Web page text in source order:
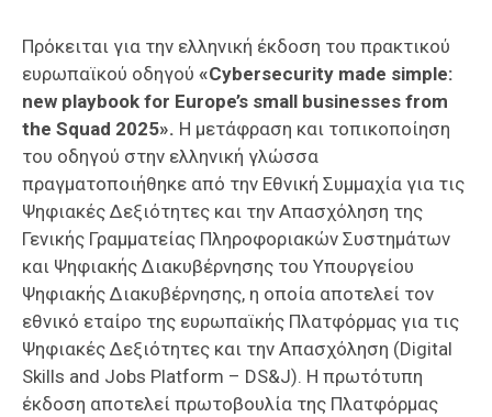
Πρόκειται για την ελληνική έκδοση του πρακτικού
ευρωπαϊκού οδηγού «Cybersecurity made simple:
new playbook for Europe’s small businesses from
the Squad 2025». Η μετάφραση και τοπικοποίηση
του οδηγού στην ελληνική γλώσσα
πραγματοποιήθηκε από την Εθνική Συμμαχία για τις
Ψηφιακές Δεξιότητες και την Απασχόληση της
Γενικής Γραμματείας Πληροφοριακών Συστημάτων
και Ψηφιακής Διακυβέρνησης του Υπουργείου
Ψηφιακής Διακυβέρνησης, η οποία αποτελεί τον
εθνικό εταίρο της ευρωπαϊκής Πλατφόρμας για τις
Ψηφιακές Δεξιότητες και την Απασχόληση (Digital
Skills and Jobs Platform – DS&J). Η πρωτότυπη
έκδοση αποτελεί πρωτοβουλία της Πλατφόρμας